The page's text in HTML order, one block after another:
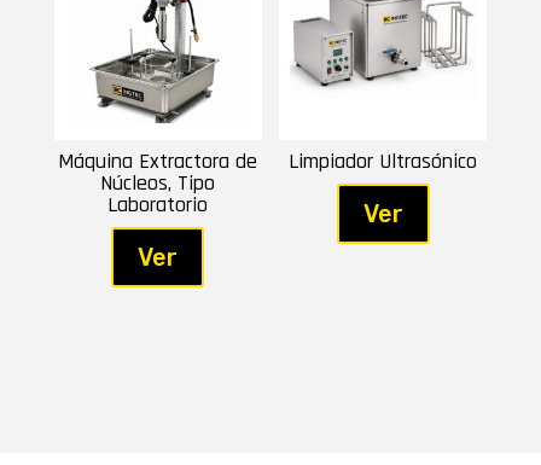
Máquina Extractora de
Núcleos, Tipo
Laboratorio
Ver
Limpiador Ultrasónico
Ver